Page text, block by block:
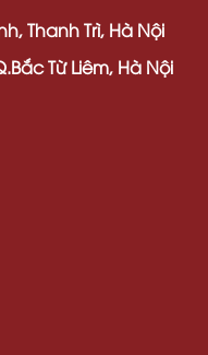
Thanh Trì, Hà Nội
Từ Liêm, Hà Nội